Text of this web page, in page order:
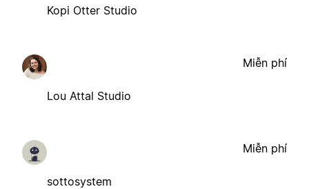
Kopi Otter Studio
Lou Attal Studio
Miễn phí
sottosystem
Miễn phí